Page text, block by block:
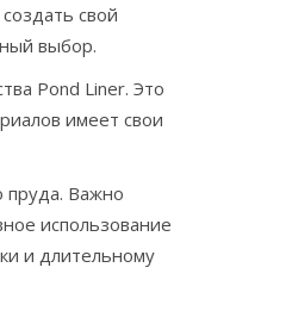
свой
выбор.
Pond Liner. Это
имеет свои
пруда. Важно
использование
и длительному